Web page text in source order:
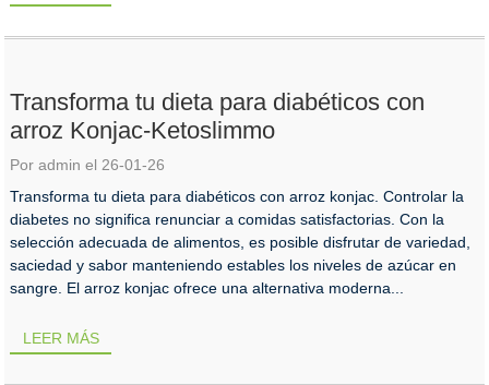
Transforma tu dieta para diabéticos con
arroz Konjac-Ketoslimmo
Por admin el 26-01-26
Transforma tu dieta para diabéticos con arroz konjac. Controlar la
diabetes no significa renunciar a comidas satisfactorias. Con la
selección adecuada de alimentos, es posible disfrutar de variedad,
saciedad y sabor manteniendo estables los niveles de azúcar en
sangre. El arroz konjac ofrece una alternativa moderna...
LEER MÁS